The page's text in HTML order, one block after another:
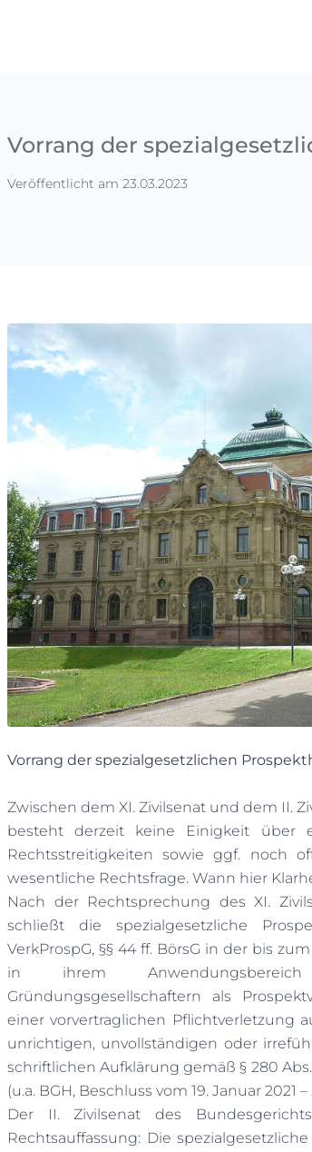
Vorrang der
Veröffentlicht am 23.03.2023
Vorrang der spezialgesetzlichen
Zwischen dem XI. Zivilsenat und dem II.
besteht derzeit keine Einigkeit über
Rechtsstreitigkeiten sowie ggf. noch
wesentliche Rechtsfrage. Wann hier
Nach der Rechtsprechung des XI.
schließt die spezialgesetzliche
VerkProspG, §§ 44 ff. BörsG in der bis
in ihrem
Gründungsgesellschaftern als
einer vorvertraglichen Pflichtverletzung
unrichtigen, unvollständigen oder
schriftlichen Aufklärung gemäß § 280 Abs.
(u.a. BGH, Beschluss vom 19. Januar 2021 –
Der II. Zivilsenat des
Rechtsauffassung: Die